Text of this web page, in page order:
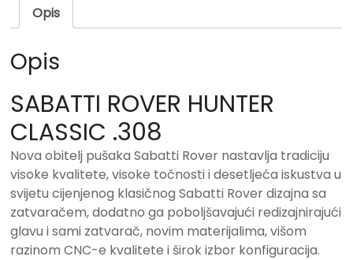
Opis
Opis
SABATTI ROVER HUNTER
CLASSIC .308
Nova obitelj pušaka Sabatti Rover nastavlja tradiciju
visoke kvalitete, visoke točnosti i desetljeća iskustva u
svijetu cijenjenog klasičnog Sabatti Rover dizajna sa
zatvaračem, dodatno ga poboljšavajući redizajnirajući
glavu i sami zatvarač, novim materijalima, višom
razinom CNC-e kvalitete i širok izbor konfiguracija.